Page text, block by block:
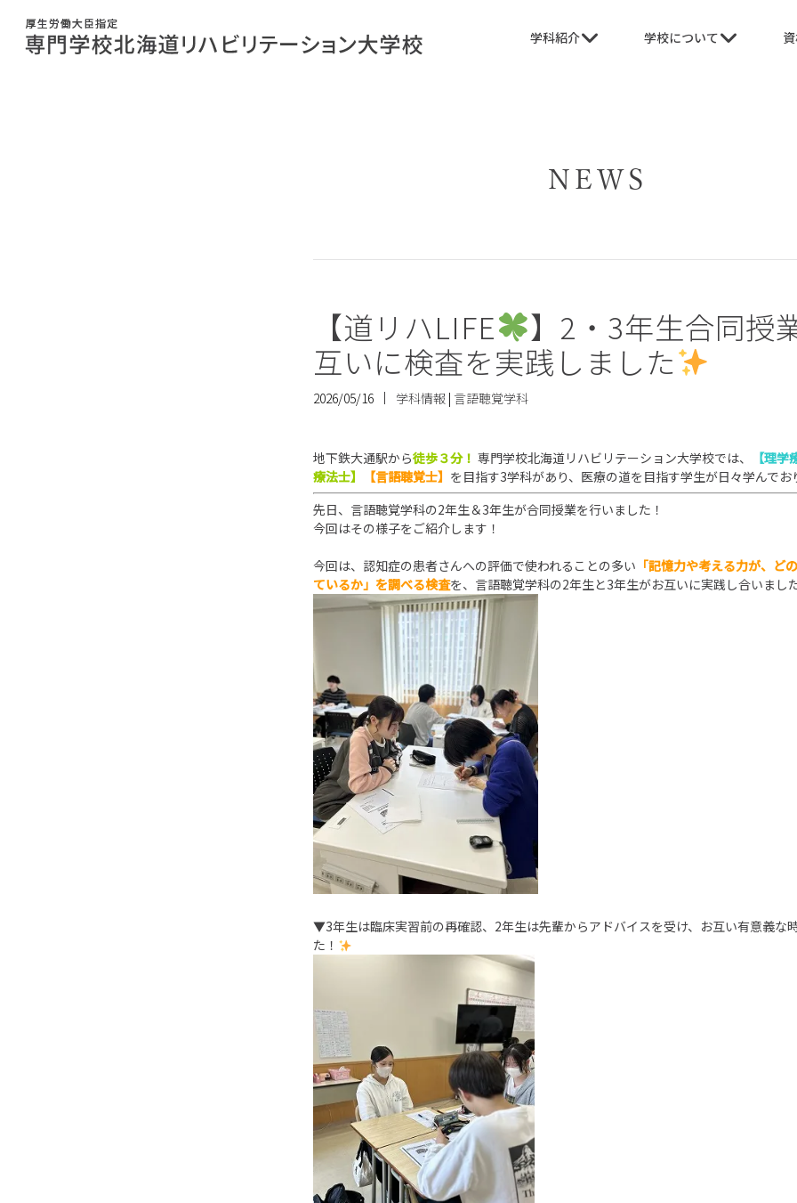
学科紹介 学校について
NEWS
【道リハLIFE 】2・3年生合同授
互いに検査を実践しました
2026/05/16 学科情報 | 言語聴覚学科
地下鉄大通駅から徒歩３分！ 専門学校北海道リハビリテーション大学校では、
【理
療法士】
【言語聴覚士】 を目指す3学科があり、医療の道を目指す学生が日々学んでお
先日、言語聴覚学科の2年生＆3年生が合同授業を行いました！
今回はその様子をご紹介します！
今回は、認知症の患者さんへの評価で使われることの多い 「記憶力や考える力が、ど
ているか」を調べる検査を、言語聴覚学科の2年生と3年生がお互いに実践し合いまし
▼3年生は臨床実習前の再確認、2年生は先輩からアドバイスを受け、お互い有意義な
た！